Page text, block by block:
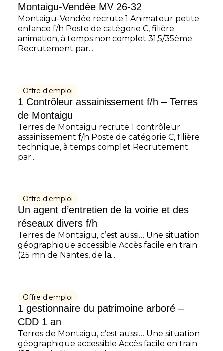
Montaigu-Vendée MV 26-32
Montaigu-Vendée recrute 1 Animateur petite
enfance f/h Poste de catégorie C, filière
animation, à temps non complet 31,5/35ème
Recrutement par...
Offre d'emploi
1 Contrôleur assainissement f/h – Terres
de Montaigu
Terres de Montaigu recrute 1 contrôleur
assainissement f/h Poste de catégorie C, filière
technique, à temps complet Recrutement
par...
Offre d'emploi
Un agent d’entretien de la voirie et des
réseaux divers f/h
Terres de Montaigu, c’est aussi… Une situation
géographique accessible Accès facile en train
(25 mn de Nantes, de la...
Offre d'emploi
1 gestionnaire du patrimoine arboré –
CDD 1 an
Terres de Montaigu, c’est aussi… Une situation
géographique accessible Accès facile en train